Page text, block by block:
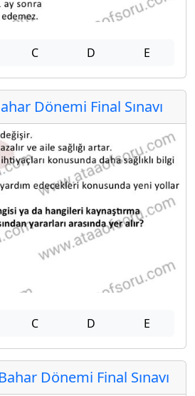
C D E
Dönemi Final Sınavı
C D E
Dönemi Final Sınavı